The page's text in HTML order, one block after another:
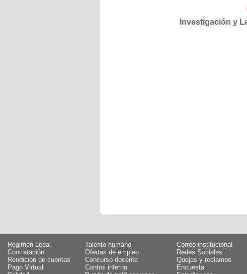
Investigación y
Régimen Legal
Talento humano
Contratación
Ofertas de empleo
Rendición de cuentas
Concurso docente
Pago Virtual
Control interno
Correo institucional
Redes Sociales
Quejas y reclamos
Encuesta